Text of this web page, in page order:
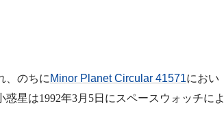
、のちに Minor Planet Circular 41571におい
星は1992年3月5日にスペースウォッチによ